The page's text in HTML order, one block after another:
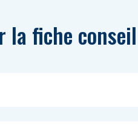
la fiche conseil